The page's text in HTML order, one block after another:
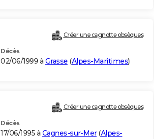
Créer une cagnotte obsèques
Décès
02/06/1999 à Grasse (Alpes-Maritimes)
Créer une cagnotte obsèques
Décès
17/06/1995 à Cagnes-sur-Mer(Alpes-